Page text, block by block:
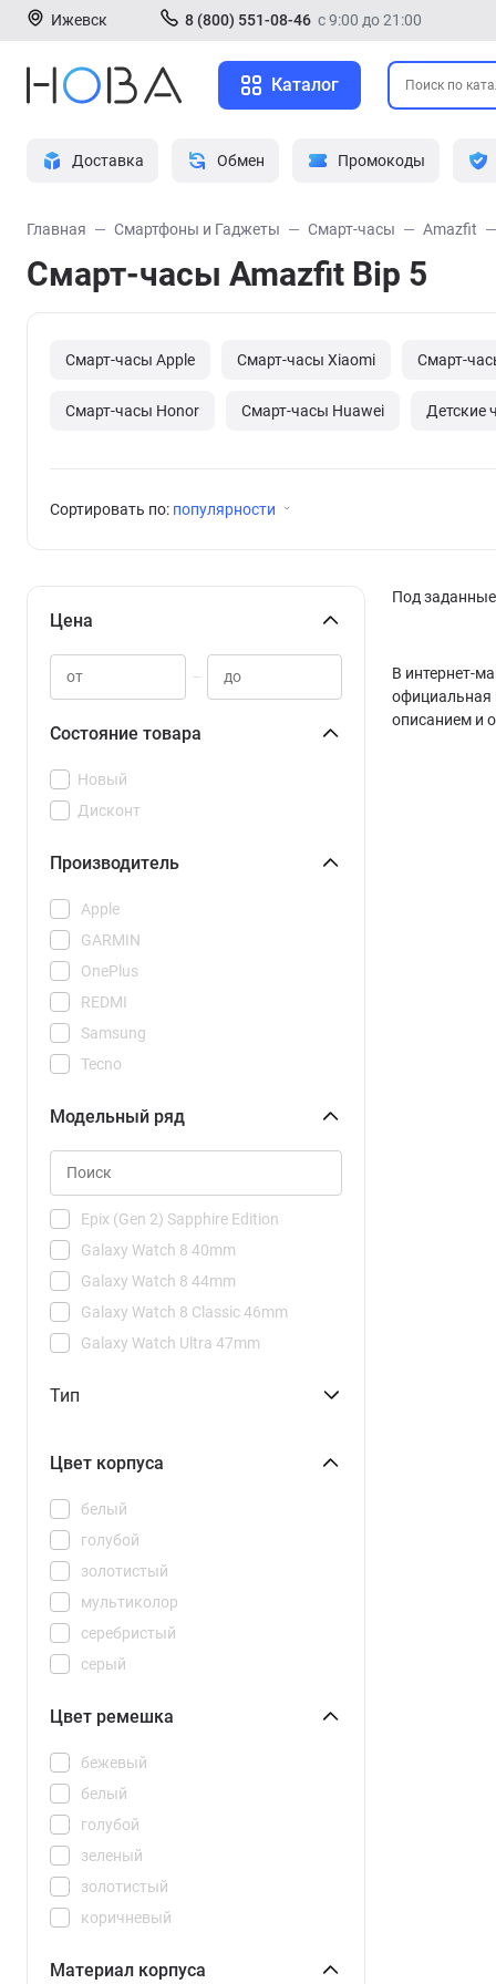
Ижевск 8 (800) 551-08-46 с 9:00 до 21:00
Каталог
Доставка Обмен Промокоды
Главная Смартфоны и Гаджеты Смарт-часы Amazfit
Смарт-часы Amazfit Bip 5
Смарт-часы Apple Смарт-часы Xiaomi Смарт-
Смарт-часы Honor Смарт-часы Huawei Детские
Сортировать по: популярности
Цена
–
Состояние товара
Новый
Дисконт
Производитель
Apple
GARMIN
OnePlus
REDMI
Samsung
Tecno
Модельный ряд
Epix (Gen 2) Sapphire Edition
Galaxy Watch 8 40mm
Galaxy Watch 8 44mm
Galaxy Watch 8 Classic 46mm
Galaxy Watch Ultra 47mm
Watch 2 Pro
Watch 3 Pro
Watch S5
Watch Ultra 3
Тип
Цвет корпуса
белый
голубой
золотистый
мультиколор
серебристый
серый
черный
Цвет ремешка
бежевый
белый
голубой
зеленый
золотистый
коричневый
оранжевый
Материал корпуса
Под
В интернет-
официальная
описанием и